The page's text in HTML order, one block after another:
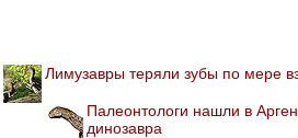
Лимузавры теряли зубы по мере
Палеонтологи нашли в
динозавра